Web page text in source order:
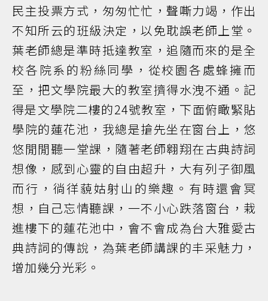
民主投票方式，匆匆忙忙，聲嘶力竭，作出
不知所云的班級決定，以免耽誤老師上堂。
葉老師總是準時抵達教室，追隨而來的是全
校各院系的粉絲同學，從校園各處蜂擁而
至，把文學院最大的教室擠得水洩不通。記
得是文學院二樓的24號教室，下面俯瞰緊貼
學院的蓮花池，我總是搶先坐在窗台上，悠
悠閒閒聽一堂課，隨著老師翱翔在古典詩詞
想像，感到心靈的自由超升，大有列子御風
而行，徜徉藐姑射山的樂趣。有時還會冥
想，自己忘情聽課，一不小心跌落窗台，栽
進樓下的蓮花池中，會不會成為台大雅愛古
典詩詞的傳說，為葉老師講課的丰采魅力，
增加幾分光彩。